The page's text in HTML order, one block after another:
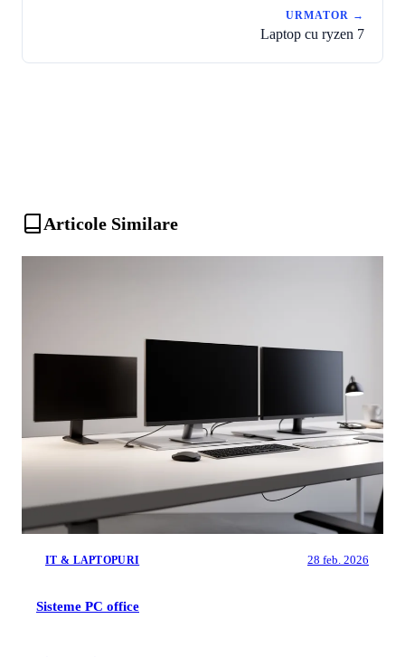
URMATOR →
Laptop cu ryzen 7
Articole Similare
IT & LAPTOPURI 28 feb. 2026
Sisteme PC office